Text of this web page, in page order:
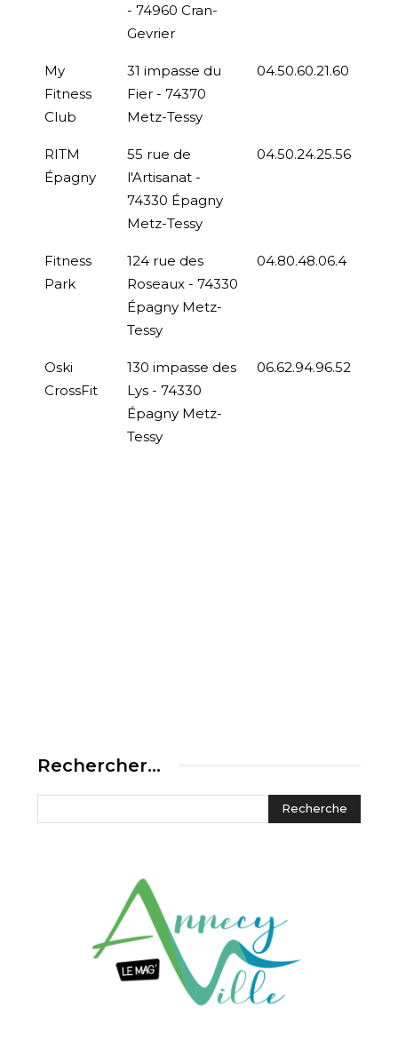
- 74960 Cran-
Gevrier
My
Fitness
Club
31 impasse du
Fier - 74370
Metz-Tessy
04.50.60.21.60
RITM
Épagny
55 rue de
l'Artisanat -
74330 Épagny
Metz-Tessy
04.50.24.25.56
Fitness
Park
124 rue des
Roseaux - 74330
Épagny Metz-
Tessy
04.80.48.06.4
Oski
CrossFit
130 impasse des
Lys - 74330
Épagny Metz-
Tessy
06.62.94.96.52
Rechercher…